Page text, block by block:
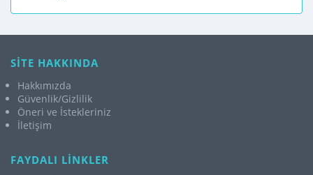
SİTE HAKKINDA
Hakkımızda
Güvenlik/Gizlilik
Öneri ve İstekleriniz
İletişim
FAYDALI LİNKLER